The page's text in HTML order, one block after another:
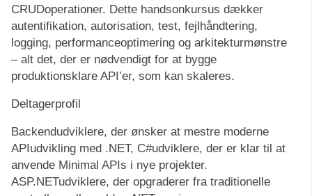
CRUDoperationer. Dette handsonkursus dækker
autentifikation, autorisation, test, fejlhåndtering,
logging, performanceoptimering og arkitekturmønstre
– alt det, der er nødvendigt for at bygge
produktionsklare API’er, som kan skaleres.
Deltagerprofil
Backendudviklere, der ønsker at mestre moderne
APIudvikling med .NET, C#udviklere, der er klar til at
anvende Minimal APIs i nye projekter.
ASP.NETudviklere, der opgraderer fra traditionelle